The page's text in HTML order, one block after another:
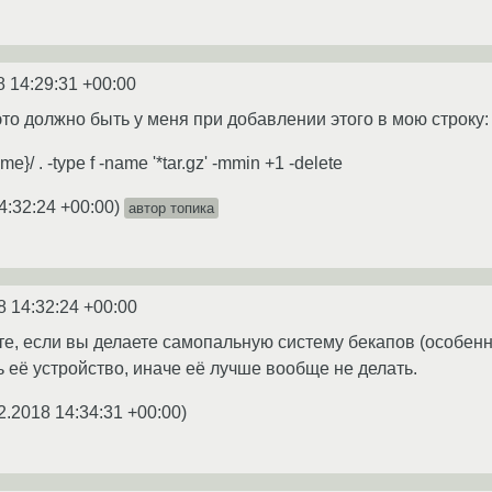
14:29:31 +00:00
должно быть у меня при добавлении этого в мою строку:
. -type f -name '*tar.gz' -mmin +1 -delete
+00:00) автор топика
14:32:24 +00:00
если вы делаете самопальную систему бекапов
её устройство, иначе её лучше вообще не делать.
14:34:31 +00:00)